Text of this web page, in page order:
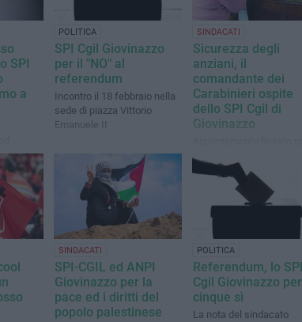
SPI
a
POLITICA
SPI Cgil Giovinazzo
per il "NO" al
referendum
Incontro il 18 febbraio nella
sede di piazza Vittorio
Emanuele II
SINDACATI
Sicurezza degli
anziani, il
comandante dei
Carabinieri ospite
dello SPI Cgil di
Giovinazzo
giovedì 18 dicembre
SINDACATI
SPI-CGIL ed ANPI
Giovinazzo per la
pace ed i diritti del
popolo palestinese
POLITICA
Referendum, lo SPI
Cgil Giovinazzo per
cinque sì
La nota del sindacato